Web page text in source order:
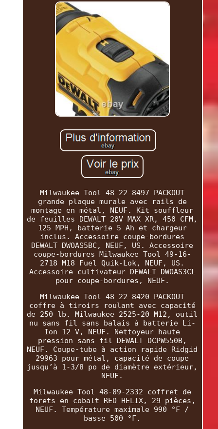
Milwaukee Tool 48-22-8497 PACKOUT
grande plaque murale avec rails de
montage en métal, NEUF. Kit souffleur
de feuilles DEWALT 20V MAX XR, 450 CFM,
125 MPH, batterie 5 Ah et chargeur
inclus. Accessoire coupe-bordures
DEWALT DWOAS5BC, NEUF, US. Accessoire
coupe-bordures Milwaukee Tool 49-16-
2718 M18 Fuel Quik-Lok, NEUF, US.
Accessoire cultivateur DEWALT DWOAS3CL
pour coupe-bordures, NEUF.
Milwaukee Tool 48-22-8420 PACKOUT
coffre à tiroirs roulant avec capacité
de 250 lb. Milwaukee 2525-20 M12, outil
nu sans fil sans balais à batterie Li-
Ion 12 V, NEUF. Nettoyeur haute
pression sans fil DEWALT DCPW550B,
NEUF. Coupe-tube à action rapide Ridgid
29963 pour métal, capacité de coupe
jusqu’à 1-3/8 po de diamètre extérieur,
NEUF.
Milwaukee Tool 48-89-2332 coffret de
forets en cobalt RED HELIX, 29 pièces,
NEUF. Température maximale 990 °F /
basse 500 °F.